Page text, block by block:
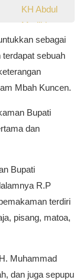
sebagai
sebuah
Mbah Kuncen.
Bupati
dan
Bupati
R.P
terdiri
pisang, matoa,
Muhammad
dan juga sepupu